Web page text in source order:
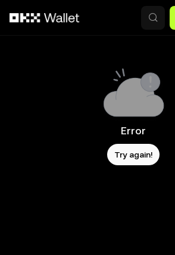
Error
Try again!